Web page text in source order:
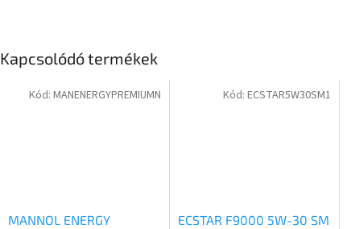
Kapcsolódó termékek
MANNOL ENERGY
Kód: MANENERGYPREMIUMN
ECSTAR F9000 5W-30 SM
Kód: ECSTAR5W30SM1